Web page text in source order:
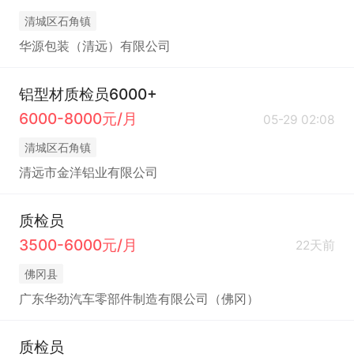
清城区石角镇
华源包装（清远）有限公司
铝型材质检员6000+
6000-8000元/月
05-29 02:08
清城区石角镇
清远市金洋铝业有限公司
质检员
3500-6000元/月
22天前
佛冈县
广东华劲汽车零部件制造有限公司（佛冈）
质检员